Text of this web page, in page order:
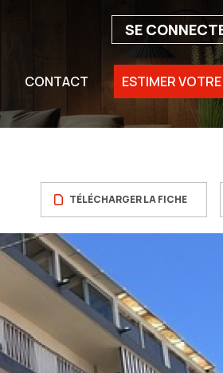
SE
CONTACT ESTIMER VOTRE
TÉLÉCHARGER LA FICHE